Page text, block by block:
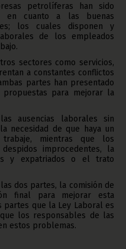
petrolíferas han sido
en cuanto a las buenas
los cuales disponen y
de los empleados
sectores como servicios,
a constantes conflictos
partes han presentado
para mejorar la
ausencias laborales sin
necesidad de que haya un
mientras que los
improcedentes, la
y expatriados o el trato
dos partes, la comisión de
final para mejorar esta
partes que la Ley Laboral es
los responsables de las
estos problemas.